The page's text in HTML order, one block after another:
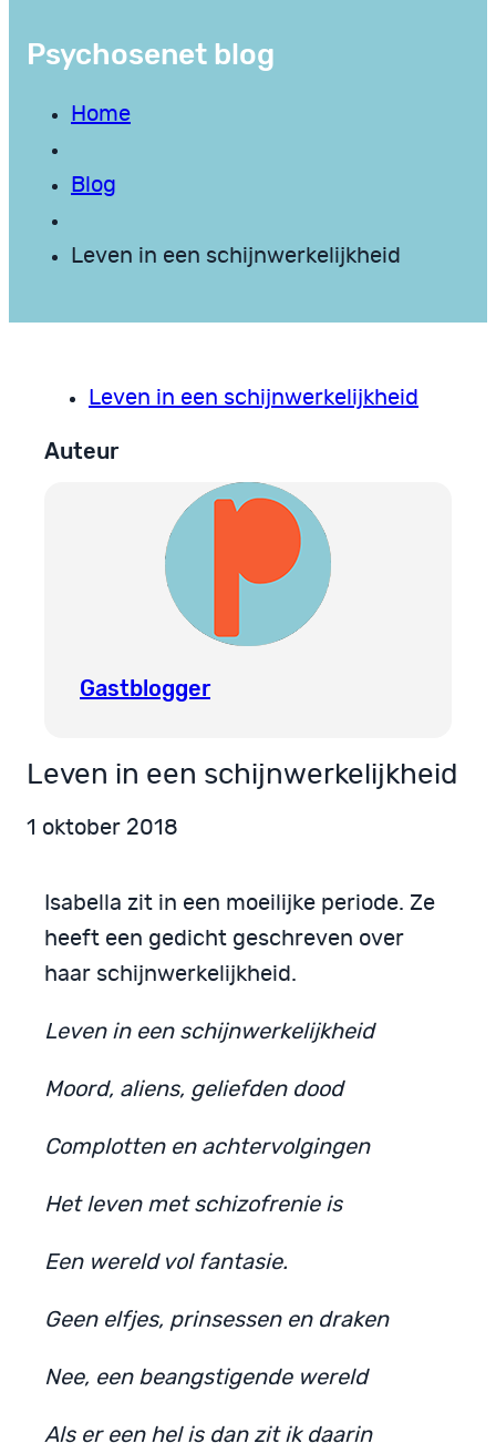
Psychosenet blog
Home
Blog
Leven in een schijnwerkelijkheid
Leven in een schijnwerkelijkheid
Auteur
Gastblogger
Leven in een schijnwerkelijkheid
1 oktober 2018
Isabella zit in een moeilijke periode. Ze
heeft een gedicht geschreven over
haar schijnwerkelijkheid.
Leven in een schijnwerkelijkheid
Moord, aliens, geliefden dood
Complotten en achtervolgingen
Het leven met schizofrenie is
Een wereld vol fantasie.
Geen elfjes, prinsessen en draken
Nee, een beangstigende wereld
Als er een hel is dan zit ik daarin